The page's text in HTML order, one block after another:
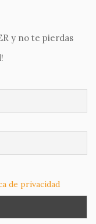
y no te pierdas
de privacidad